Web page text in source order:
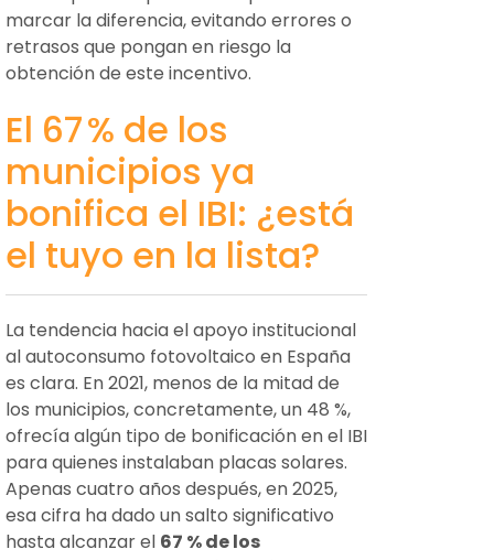
marcar la diferencia, evitando errores o
retrasos que pongan en riesgo la
obtención de este incentivo.
El 67 % de los
municipios ya
bonifica el IBI: ¿está
el tuyo en la lista?
La tendencia hacia el apoyo institucional
al autoconsumo fotovoltaico en España
es clara. En 2021, menos de la mitad de
los municipios, concretamente, un 48 %,
ofrecía algún tipo de bonificación en el IBI
para quienes instalaban placas solares.
Apenas cuatro años después, en 2025,
esa cifra ha dado un salto significativo
hasta alcanzar el 67 % de los